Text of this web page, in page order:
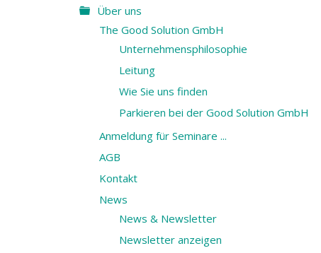
Über uns
The Good Solution GmbH
Unternehmensphilosophie
Leitung
Wie Sie uns finden
Parkieren bei der Good Solution GmbH
Anmeldung für Seminare ...
AGB
Kontakt
News
News & Newsletter
Newsletter anzeigen